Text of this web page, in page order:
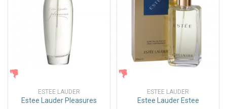
ESTEE LAUDER
Estee Lauder Pleasures
ESTEE LAUDER
Estee Lauder Estee